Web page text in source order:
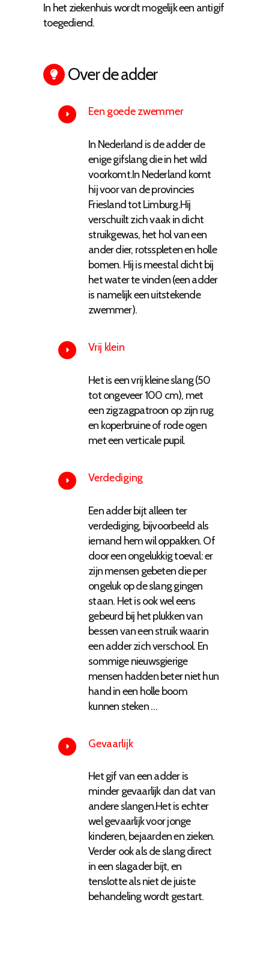
In het ziekenhuis wordt mogelijk een antigif
toegediend.
Over de adder
Een goede zwemmer
In Nederland is de adder de
enige gifslang die in het wild
voorkomt.In Nederland komt
hij voor van de provincies
Friesland tot Limburg.Hij
verschuilt zich vaak in dicht
struikgewas, het hol van een
ander dier, rotsspleten en holle
bomen. Hij is meestal dicht bij
het water te vinden (een adder
is namelijk een uitstekende
zwemmer).
Vrij klein
Het is een vrij kleine slang (50
tot ongeveer 100 cm), met
een zigzagpatroon op zijn rug
en koperbruine of rode ogen
met een verticale pupil.
Verdediging
Een adder bijt alleen ter
verdediging, bijvoorbeeld als
iemand hem wil oppakken. Of
door een ongelukkig toeval: er
zijn mensen gebeten die per
ongeluk op de slang gingen
staan. Het is ook wel eens
gebeurd bij het plukken van
bessen van een struik waarin
een adder zich verschool. En
sommige nieuwsgierige
mensen hadden beter niet hun
hand in een holle boom
kunnen steken …
Gevaarlijk
Het gif van een adder is
minder gevaarlijk dan dat van
andere slangen.Het is echter
wel gevaarlijk voor jonge
kinderen, bejaarden en zieken.
Verder ook als de slang direct
in een slagader bijt, en
tenslotte als niet de juiste
behandeling wordt gestart.